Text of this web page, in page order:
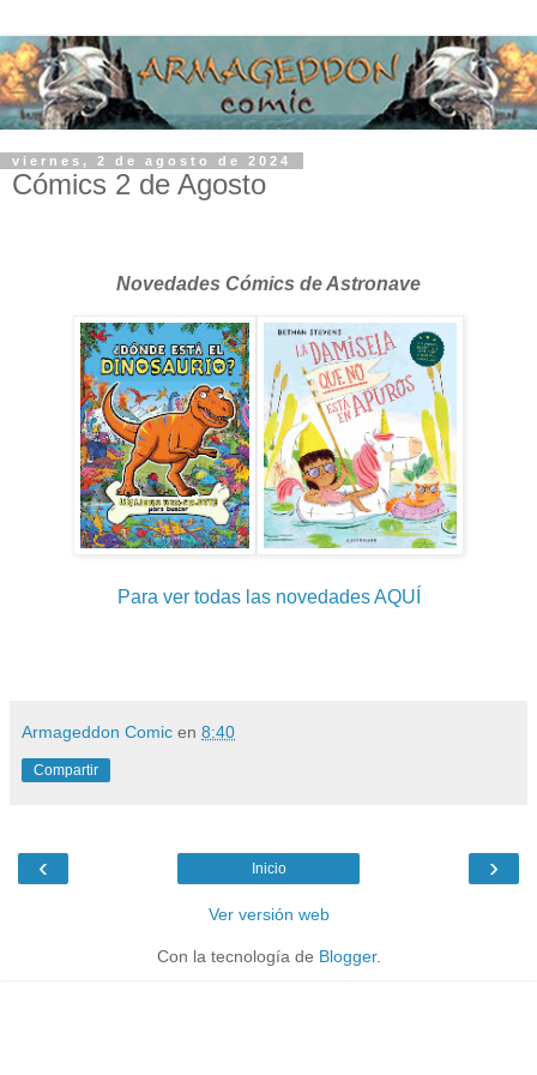
viernes, 2 de agosto de 2024
Cómics 2 de Agosto
Novedades Cómics de Astronave
Para ver todas las novedades AQUÍ
Armageddon Comic en 8:40
Compartir
‹ ›
Inicio
Ver versión web
Con la tecnología de Blogger.